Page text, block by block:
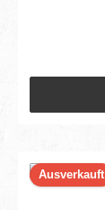
Ausverkauft